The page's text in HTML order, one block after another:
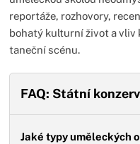
reportáže, rozhovory,
bohatý kulturní život a vliv
taneční scénu.
FAQ: Státní
Jaké typy uměleckých